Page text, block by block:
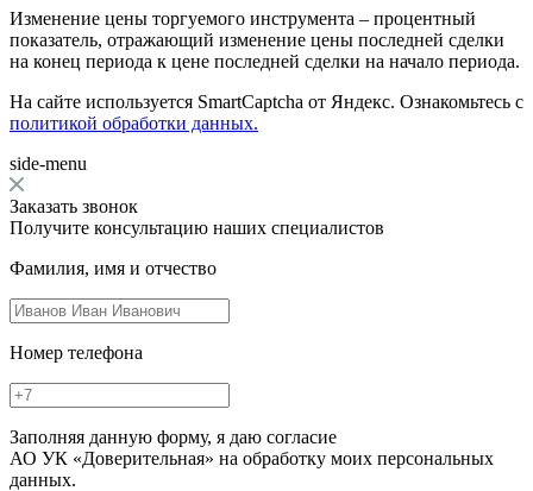
Изменение цены торгуемого инструмента – процентный
показатель, отражающий изменение цены последней сделки
на конец периода к цене последней сделки на начало периода.
На сайте используется SmartCaptcha от Яндекс. Ознакомьтесь с
политикой обработки данных.
side-menu
Заказать звонок
Получите консультацию наших специалистов
Фамилия, имя и отчество
Номер телефона
Заполняя данную форму, я даю согласие
АО УК «Доверительная» на обработку моих персональных
данных.